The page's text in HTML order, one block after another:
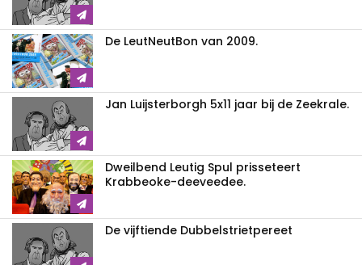
De LeutNeutBon van 2009.
Jan Luijsterborgh 5x11 jaar bij de Zeekrale.
Dweilbend Leutig Spul prisseteert
Krabbeoke-deeveedee.
De vijftiende Dubbelstrietpereet